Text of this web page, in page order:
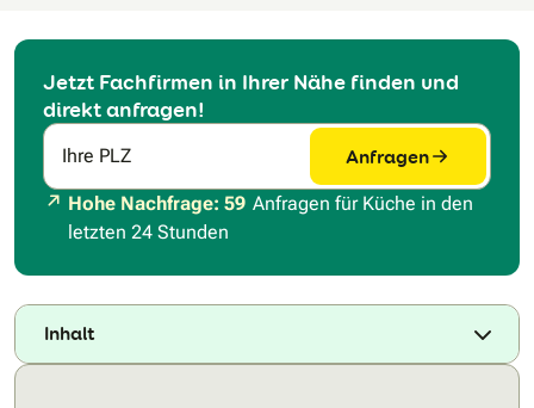
Jetzt Fachfirmen in Ihrer Nähe finden und
direkt anfragen!
Ihre PLZ Anfragen
Hohe Nachfrage: 59 Anfragen für Küche in den
letzten 24 Stunden
Inhalt